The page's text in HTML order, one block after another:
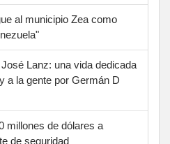
al municipio Zea como
Lanz: una vida dedicada
a la gente por Germán D
millones de dólares a
de seguridad